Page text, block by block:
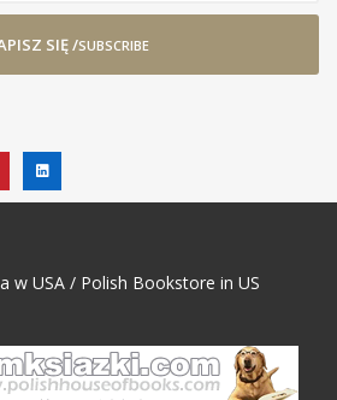
SIĘ /SUBSCRIBE
w USA / Polish Bookstore in US